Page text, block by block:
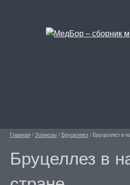
Главная /Зоонозы / Бруцеллез/ Бруцеллез в
Бруцеллез в